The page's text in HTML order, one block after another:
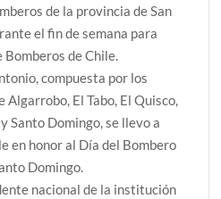
de la provincia de San
el fin de semana para
de Chile.
compuesta por los
Algarrobo, El Tabo, El Quisco,
Santo Domingo, se llevo a
en honor al Día del Bombero
Domingo.
nacional de la institución